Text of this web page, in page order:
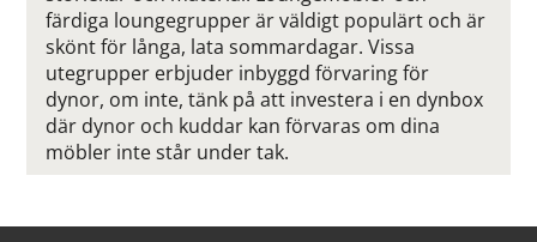
färdiga loungegrupper är väldigt populärt och är
skönt för långa, lata sommardagar. Vissa
utegrupper erbjuder inbyggd förvaring för
dynor, om inte, tänk på att investera i en dynbox
där dynor och kuddar kan förvaras om dina
möbler inte står under tak.